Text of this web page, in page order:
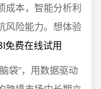
成本，智能分析利
风险能力。想体验
免费在线试用
袋”，用数据驱动